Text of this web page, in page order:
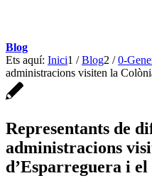
Blog
Ets aquí: Inici1 / Blog2 / 0-
administracions visiten la
Representants de
administracions
d’Esparreguera i el